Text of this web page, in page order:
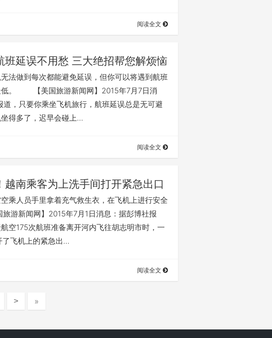
阅读全文
班延误不用愁 三大绝招帮您解烦恼
做到每次都能避免延误，但你可以将遇到航班
低。 【美国旅游新闻网】2015年7月7日消
道，只要你乘坐飞机旅行，航班延误总是无可避
得多了，迟早会碰上…
阅读全文
越南乘客为上洗手间打开紧急出口
人员手里拿着充气救生衣，在飞机上进行安全
新闻网】2015年7月1日消息：据彭博社报
空175次航班准备离开河内飞往胡志明市时，一
飞机上的紧急出…
阅读全文
> »